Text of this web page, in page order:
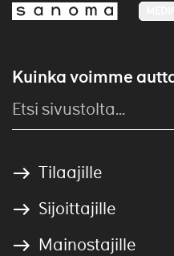
Kuinka voimme
Tilaajille
Sijoittajille
Mainostajille